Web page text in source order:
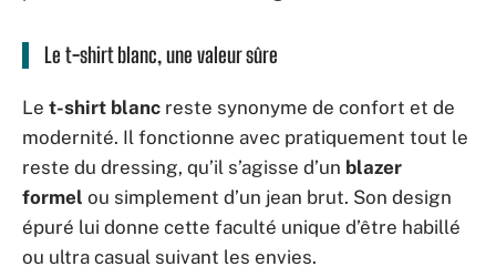
Le t-shirt blanc, une valeur sûre
Le t-shirt blanc reste synonyme de confort et de
modernité. Il fonctionne avec pratiquement tout le
reste du dressing, qu’il s’agisse d’un blazer
formel ou simplement d’un jean brut. Son design
épuré lui donne cette faculté unique d’être habillé
ou ultra casual suivant les envies.